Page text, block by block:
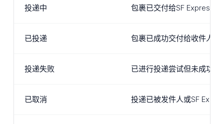
投递中 包裹已交付给SF Express
已投递 包裹已成功交付给收件人
投递失败 已进行投递尝试但未成功
已取消 投递已被发件人或SF